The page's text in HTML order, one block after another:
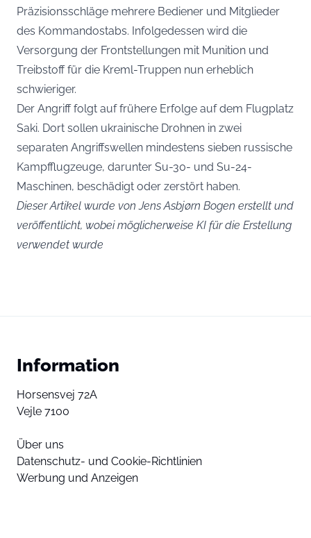
Präzisionsschläge mehrere Bediener und Mitglieder
des Kommandostabs. Infolgedessen wird die
Versorgung der Frontstellungen mit Munition und
Treibstoff für die Kreml-Truppen nun erheblich
schwieriger.
Der Angriff folgt auf frühere Erfolge auf dem Flugplatz
Saki. Dort sollen ukrainische Drohnen in zwei
separaten Angriffswellen mindestens sieben russische
Kampfflugzeuge, darunter Su-30- und Su-24-
Maschinen, beschädigt oder zerstört haben.
Dieser Artikel wurde von Jens Asbjørn Bogen erstellt und
veröffentlicht, wobei möglicherweise KI für die Erstellung
verwendet wurde
Information
Horsensvej 72A
Vejle 7100
Über uns
Datenschutz- und Cookie-Richtlinien
Werbung und Anzeigen